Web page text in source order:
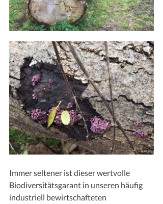
Immer seltener ist dieser wertvolle
Biodiversitätsgarant in unseren häufig
industriell bewirtschafteten